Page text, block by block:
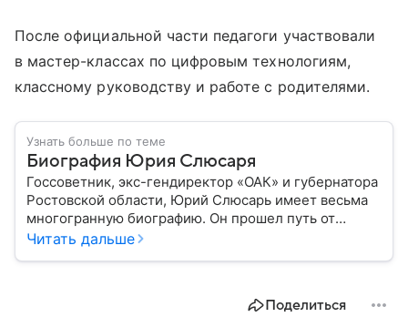
После официальной части педагоги участвовали
в мастер-классах по цифровым технологиям,
классному руководству и работе с родителями.
Узнать больше по теме
Биография Юрия Слюсаря
Госсоветник, экс-гендиректор «ОАК» и губернатора
Ростовской области, Юрий Слюсарь имеет весьма
многогранную биографию. Он прошел путь от
музыкального продюсера до руководителя
Читать дальше
Поделиться